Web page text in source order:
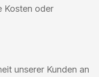
Kosten oder
unserer Kunden an